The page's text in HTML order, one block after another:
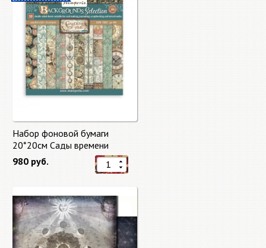
Набор фоновой бумаги
20*20см Сады времени
(Gardens of Time) 10 листов +
бонус от Stamperia
980 руб.